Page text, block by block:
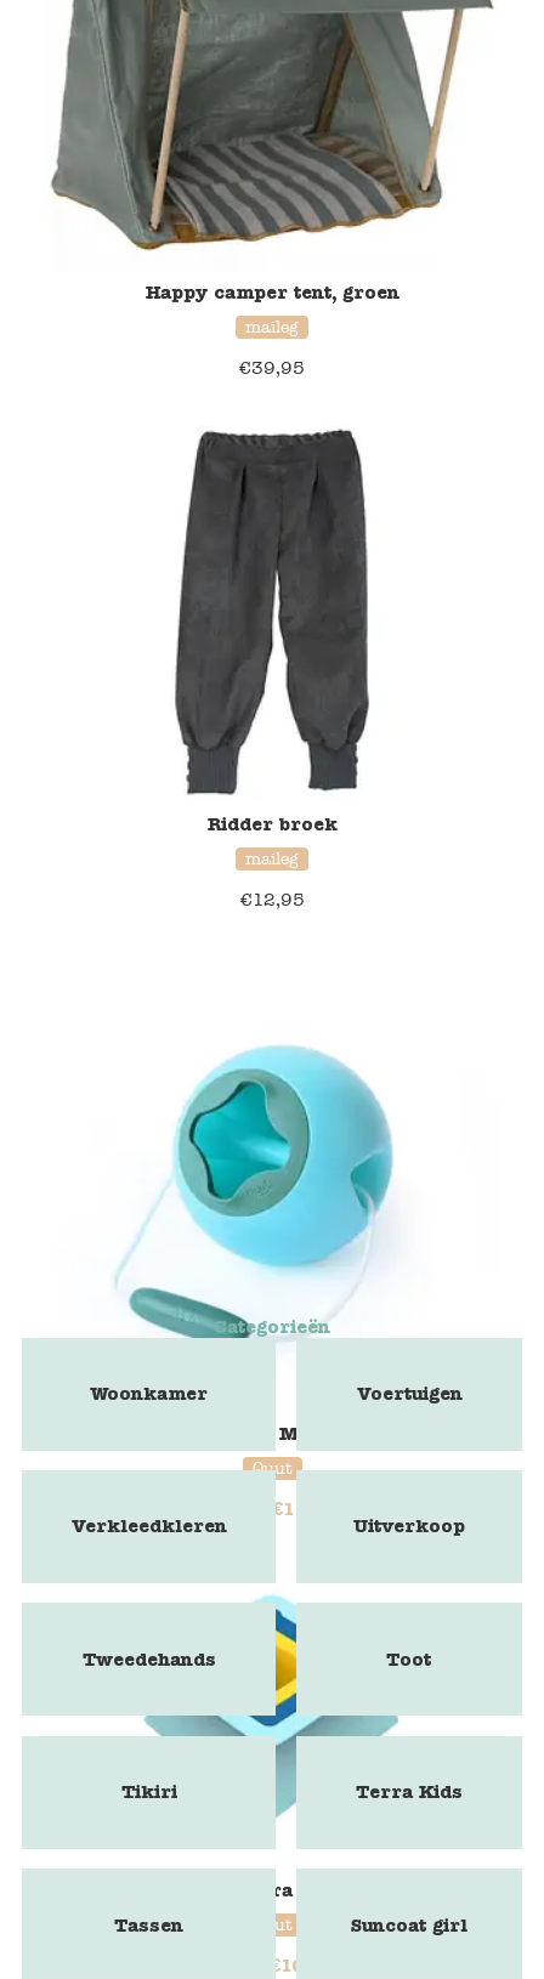
Happy camper tent, groen
maileg
€39,95
Ridder broek
maileg
€12,95
Ballo Mini
Quut
€11,15
Pira
Quut
€10,85
Categorieën
Woonkamer Voertuigen
Verkleedkleren Uitverkoop
Tweedehands Toot
Tikiri Terra Kids
Tassen Suncoat girl